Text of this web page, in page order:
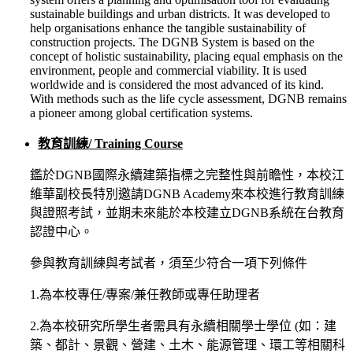
sustainable buildings and urban districts. It was developed to
help organisations enhance the tangible sustainability of
construction projects. The DGNB System is based on the
concept of holistic sustainability, placing equal emphasis on the
environment, people and commercial viability. It is used
worldwide and is considered the most advanced of its kind.
With methods such as the life cycle assessment, DGNB remains
a pioneer among global certification systems.
教育訓練/ Training Course
鑑於DGNB國際永續建築指標之完整性與前瞻性，本校江
維華副校長特別邀請DGNB Academy來本校進行教育訓練
與證照考試，並期未來能於本校建立DGNB系統在台教育
認證中心。
參與教育訓練與考試者，須至少符合一項下列條件
1.為本校專任/專案/兼任教師或專任助理者
2.為本校研究所學生者需具有永續相關學士學位 (如：建
築、都計、景觀、營建、土木、能源管理、環工等相關科